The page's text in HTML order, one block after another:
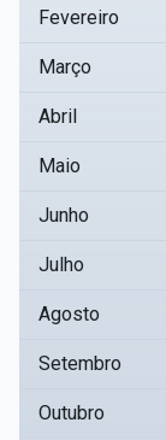
Fevereiro
Março
Abril
Maio
Junho
Julho
Agosto
Setembro
Outubro